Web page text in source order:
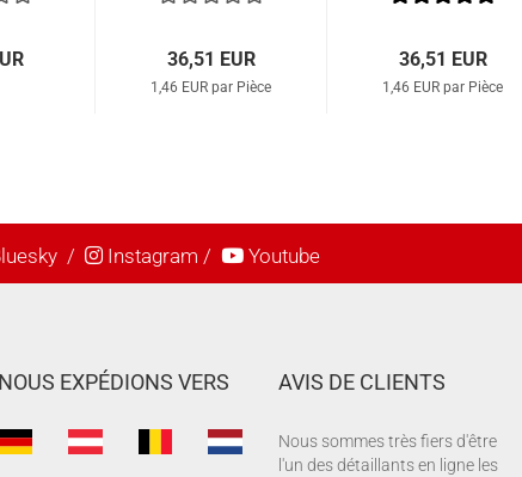
36,51 EUR
1,46 EUR par Pièce
36,51 EUR
1,46 EUR par Pièce
/ Instagram / Youtube
NOUS EXPÉDIONS VERS AVIS DE CLIENTS
Nous sommes très fiers d'être
l'un des détaillants en ligne les